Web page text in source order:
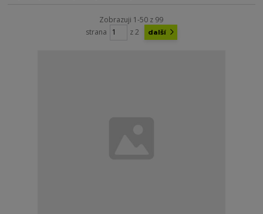
Zobrazuji 1-50 z 99
strana
z 2 další